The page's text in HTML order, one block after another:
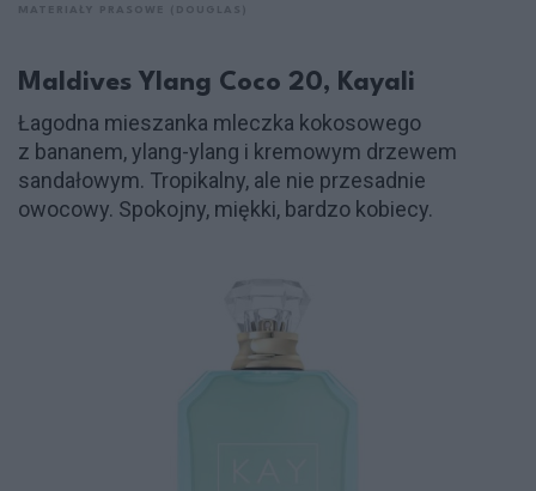
Maldives Ylang Coco 20, Kayali
Łagodna mieszanka mleczka kokosowego
z bananem, ylang-ylang i kremowym drzewem
sandałowym. Tropikalny, ale nie przesadnie
owocowy. Spokojny, miękki, bardzo kobiecy.